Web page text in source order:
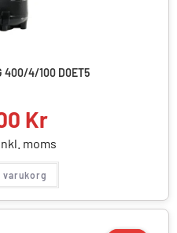
400/4/100 D0ET5
Kr
moms
varukorg